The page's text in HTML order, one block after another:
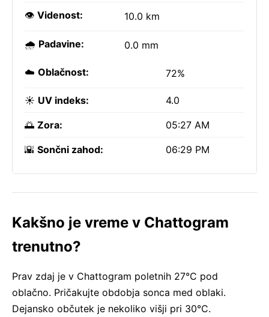
👁️ Videnost: 10.0 km
🌧️ Padavine: 0.0 mm
☁️ Oblačnost: 72%
☀️ UV indeks: 4.0
🌅 Zora: 05:27 AM
🌇 Sončni zahod: 06:29 PM
Kakšno je vreme v Chattogram
trenutno?
Prav zdaj je v Chattogram poletnih 27°C pod
oblačno. Pričakujte obdobja sonca med oblaki.
Dejansko občutek je nekoliko višji pri 30°C.